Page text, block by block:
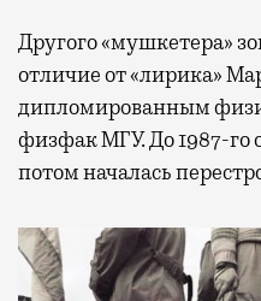
Другого «мушкетера»
отличие от «лирика»
дипломированным
физфак МГУ. До 1987-го
потом началась